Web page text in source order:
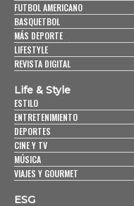
FUTBOL AMERICANO
BASQUETBOL
MÁS DEPORTE
LIFESTYLE
REVISTA DIGITAL
Life & Style
ESTILO
ENTRETENIMIENTO
DEPORTES
CINE Y TV
MÚSICA
VIAJES Y GOURMET
ESG